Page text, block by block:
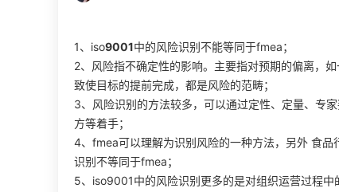
1、iso9001中的风险识别不能等同于fmea；
2、风险指不确定性的影响。主要指对预期的偏离，
致使目标的提前完成，都是风险的范畴；
3、风险识别的方法较多，可以通过定性、定量、专
方等着手；
4、fmea可以理解为识别风险的一种方法，另外 食
识别不等同于fmea；
5、iso9001中的风险识别更多的是对组织运营过程中